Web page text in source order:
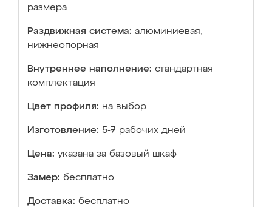
размера
Раздвижная система: алюминиевая,
нижнеопорная
Внутреннее наполнение: стандартная
комплектация
Цвет профиля: на выбор
Изготовление: 5-7 рабочих дней
Цена: указана за базовый шкаф
Замер: бесплатно
Доставка: бесплатно